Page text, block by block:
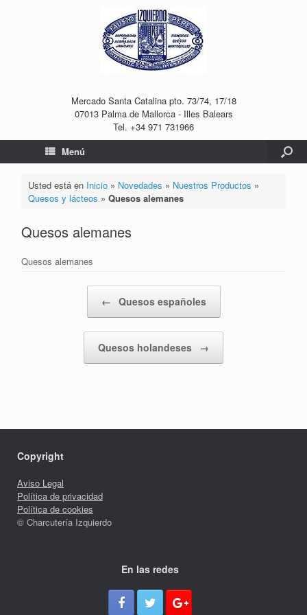
Mercado Santa Catalina pto. 73/74, 17/18
07013 Palma de Mallorca - Illes Balears
Tel. +34 971 731966
Menú
Usted está en Inicio » Novedades » Nuestros Productos »
Quesos y lácteos »Quesos alemanes
Quesos alemanes
Quesos alemanes
← Quesos españoles
Quesos holandeses →
Copyright
Aviso Legal
Política de privacidad
Política de cookies
© Charcutería Izquierdo
En las redes